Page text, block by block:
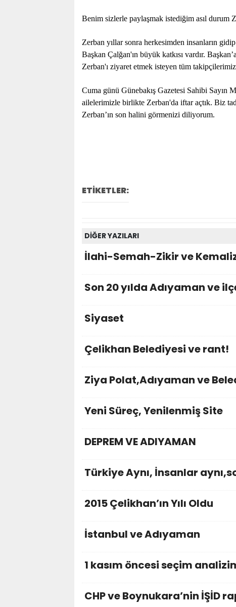
Benim sizlerle paylaşmak istediğim asıl durum
Zerban yıllar sonra herkesimden insanların
Başkan Çalğan'ın büyük katkısı vardır.
Zerban'ı ziyaret etmek isteyen tüm
Cuma günü Günebakış Gazetesi Sahibi Sayın
ailelerimizle birlikte Zerban'da iftar açtık. Biz
Zerban’ın son halini görmenizi diliyorum.
ETİKETLER:
DİĞER YAZILARI
İlahi-Semah-Zikir ve
Son 20 yılda Adıyaman ve
Siyaset
Çelikhan Belediyesi ve rant!
Ziya Polat,Adıyaman ve
Yeni Süreç, Yenilenmiş Site
DEPREM VE ADIYAMAN
Türkiye Aynı, İnsanlar
2015 Çelikhan’ın Yılı Oldu
İstanbul ve Adıyaman
1 kasım öncesi seçim
CHP ve Boynukara’nin İŞİD